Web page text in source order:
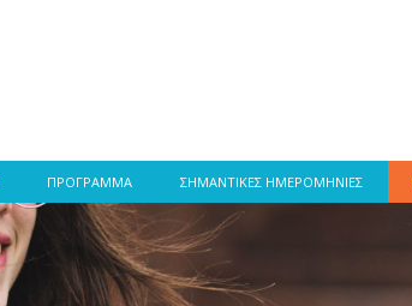
ΠΡΟΓΡΑΜΜΑ ΣΗΜΑΝΤΙΚΕΣ ΗΜΕΡΟΜΗΝΙΕΣ